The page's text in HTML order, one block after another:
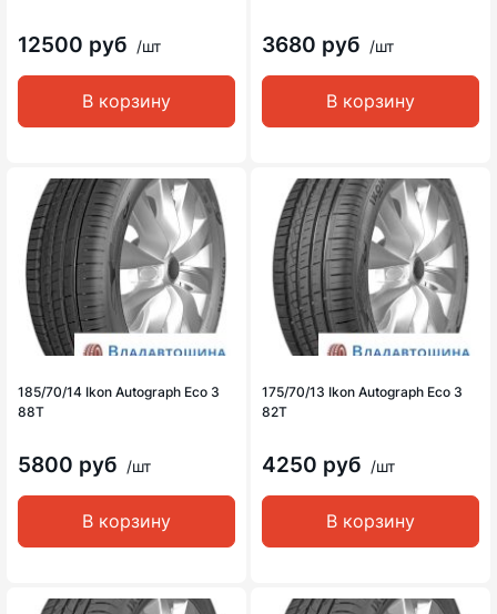
12500 руб /шт
В корзину
3680 руб /шт
В корзину
185/70/14 Ikon Autograph Eco 3
88T
5800 руб /шт
В корзину
175/70/13 Ikon Autograph Eco 3
82T
4250 руб /шт
В корзину